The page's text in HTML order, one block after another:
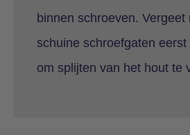
binnen schroeven. Vergeet
schuine schroefgaten
om splijten van het hout te